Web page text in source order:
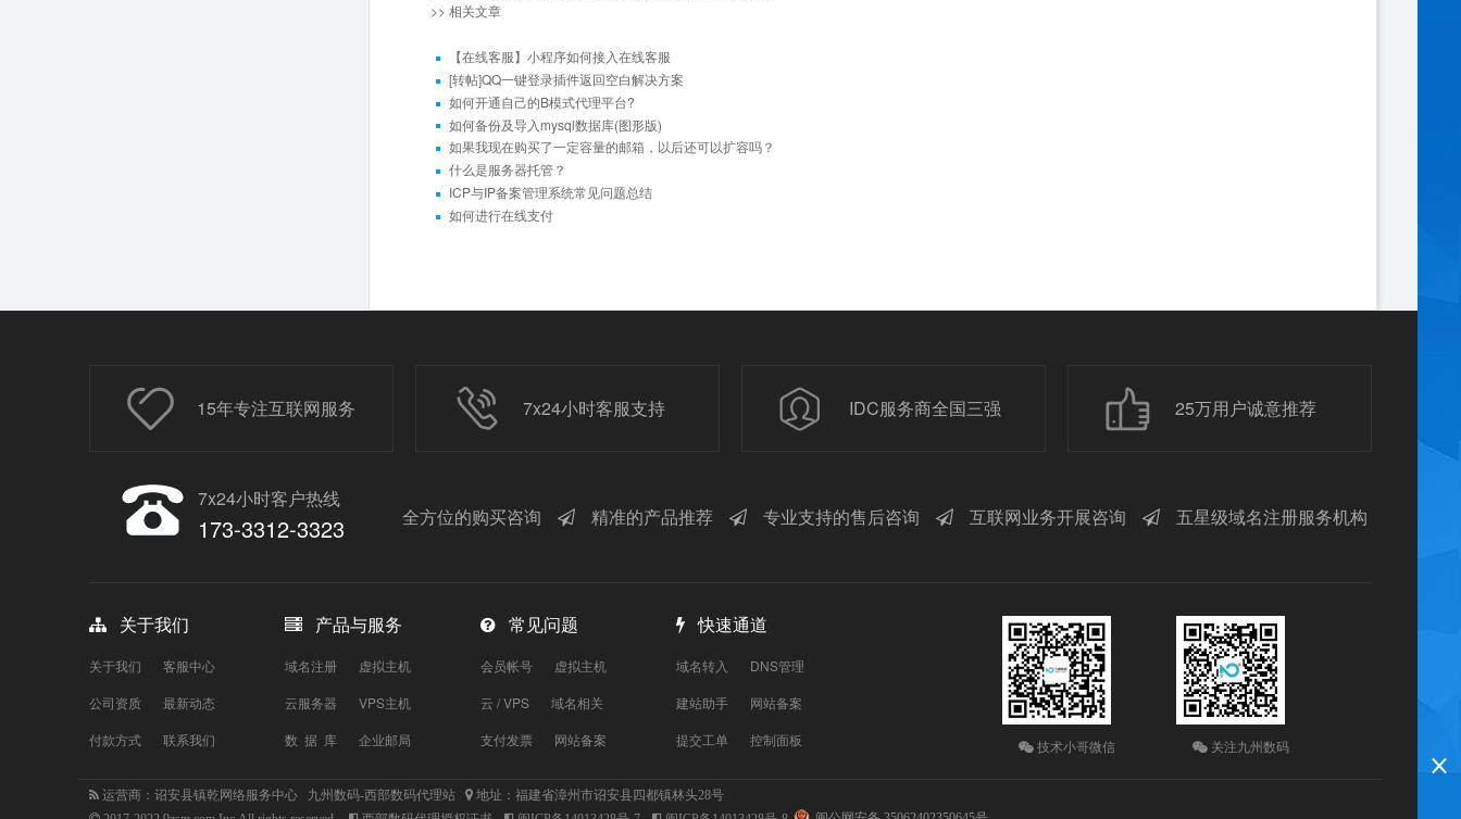
>> 相关文章
【在线客服】小程序如何接入在线客服
[转帖]QQ一键登录插件返回空白解决方案
如何开通自己的B模式代理平台?
如何备份及导入mysql数据库(图形版)
如果我现在购买了一定容量的邮箱，以后还可以扩容吗？
什么是服务器托管？
ICP与IP备案管理系统常见问题总结
如何进行在线支付
15年专注互联网服务 7x24小时客服支持 IDC服务商全国三强 25万用户诚意推荐
7x24小时客户热线
173-3312-3323 全方位的购买咨询 精准的产品推荐 专业支持的售后咨询 互联网业务开展咨询 五星级域名注册服务机构
关于我们
关于我们
客服中心
公司资质
最新动态
付款方式
联系我们
产品与服务
域名注册
虚拟主机
云服务器
VPS主机
数 据 库
企业邮局
常见问题
会员帐号
虚拟主机
云 / VPS
域名相关
支付发票
网站备案
快速通道
域名转入
DNS管理
建站助手
网站备案
提交工单
控制面板 技术小哥微信 关注九州数码
运营商：诏安县镇乾网络服务中心 九州数码-西部数码代理站
地址：福建省漳州市诏安县四都镇林头28号